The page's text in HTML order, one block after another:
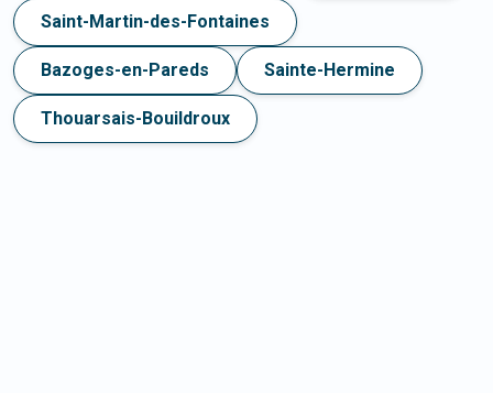
Saint-Martin-des-Fontaines
Bazoges-en-Pareds Sainte-Hermine
Thouarsais-Bouildroux